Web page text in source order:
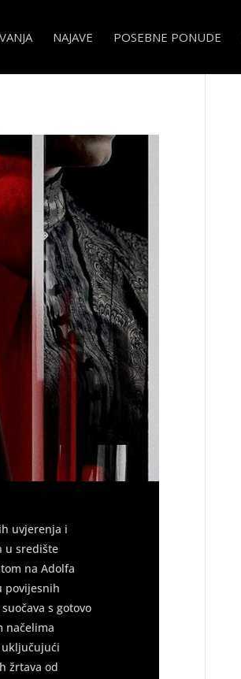
NAJAVE POSEBNE PONUDE
Pastor.
uvjerenja i
u središte
na Adolfa
povijesnih
s gotovo
načelima
žrtava od